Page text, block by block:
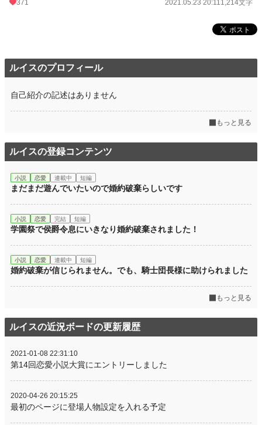
371 2021.05.23 20:111,214文字
ルイスのプロフィール
自己紹介の記述はありません
もっと見る
ルイスの登録コンテンツ
小説 恋愛 連載中 短編
まだまだ遊んでいたいので婚約破棄らしいです
小説 恋愛 完結 短編
学園祭で侯爵令息にいきなり婚約破棄されました！
小説 恋愛 連載中 短編
婚約破棄が信じられません。でも、騎士団長様に助けられました
もっと見る
ルイスの近況ボードの更新履歴
2021-01-08 22:31:10
第14回恋愛小説大賞にエントリーしました
2020-04-26 20:15:25
最初のページに登場人物設定を入れる予定